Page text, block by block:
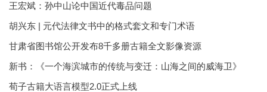
王宏斌：孙中山论中国近代毒品问题
胡兴东 | 元代法律文书中的格式套文和专门术语
甘肃省图书馆公开发布8千多册古籍全文影像资源
新书：《一个海滨城市的传统与变迁：山海之间的威海卫》
荀子古籍大语言模型2.0正式上线